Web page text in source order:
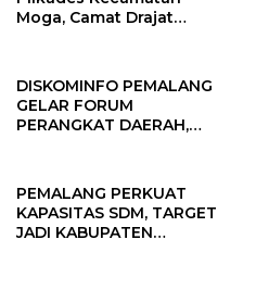
Moga, Camat Drajat
DISKOMINFO PEMALANG
GELAR FORUM
PERANGKAT DAERAH,
PEMALANG PERKUAT
KAPASITAS SDM, TARGET
JADI KABUPATEN